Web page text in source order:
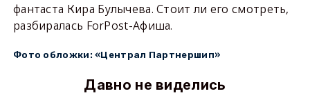
фантаста Кира Булычева. Стоит ли его смотреть,
разбиралась ForPost-Афиша.
Фото обложки: «Централ Партнершип»
Давно не виделись